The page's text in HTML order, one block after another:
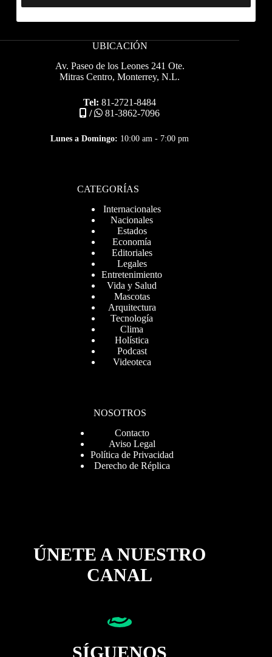
UBICACIÓN
Av. Paseo de los Leones 241 Ote.
Mitras Centro, Monterrey, N.L.
Tel: 81-2721-8484
/
81-3862-7096
Lunes a Domingo: 10:00 am - 7:00 pm
CATEGORÍAS
Internacionales
Nacionales
Estados
Economía
Editoriales
Legales
Entretenimiento
Vida y Salud
Mascotas
Arquitectura
Tecnología
Clima
Holística
Podcast
Videoteca
NOSOTROS
Contacto
Aviso Legal
Política de Privacidad
Derecho de Réplica
ÚNETE A NUESTRO
CANAL
SÍGUENOS